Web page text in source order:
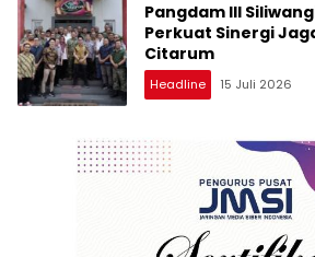
Pangdam III
Perkuat Sinergi
Citarum
Headline 15 Juli 2026